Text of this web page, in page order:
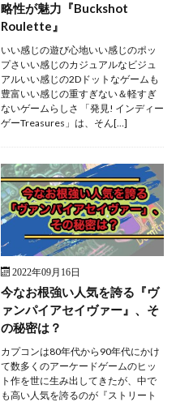
略性が魅力『Buckshot
Roulette』
いい感じの遊び心地いい感じのポッ
プさいい感じのカジュアルなビジュ
アルいい感じの2Dドットなゲームも
豊富いい感じの重すぎない＆軽すぎ
ないゲームらしさ 「発見! インディー
ゲーTreasures」は、そん[…]
2022年09月16日
今なお根強い人気を誇る『ヴ
ァンパイアセイヴァー』、そ
の秘密は？
カプコンは80年代から90年代にかけ
て数多くのアーケードゲームのヒッ
ト作を世に生み出してきたが、中で
も高い人気を誇るのが『ストリート